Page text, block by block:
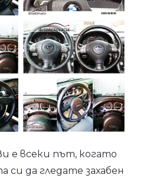
е всеки път, когато
си да гледате захабен